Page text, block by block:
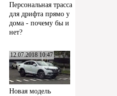
Персональная трасса
для дрифта прямо у
дома - почему бы и
нет?
12.07.2018 10:47
Новая модель